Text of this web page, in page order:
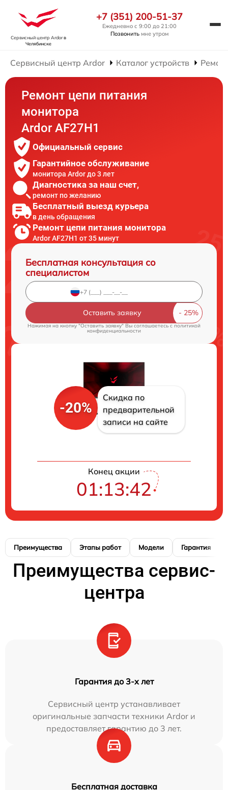
Сервисный центр Ardorв
Челябинске
+7 (351) 200-51-37
Ежедневно с 9:00 до 21:00
Позвонить мне утром
Сервисный центр Ardor Каталог устройств
Ремонт цепи питания
монитора
Ardor AF27H1
Официальный сервис
Гарантийное обслуживание
монитора Ardor до 3 лет
Диагностика за наш счет,
ремонт по желанию
Бесплатный выезд курьера
в день обращения
Ремонт цепи питания монитора
Ardor AF27H1 от 35 минут
Бесплатная консультация со
специалистом
Оставить заявку
Нажимая на кнопку "Оставить заявку" Вы соглашаетесь cполитикой
конфиденциальности
-20%
Скидка по
предварительной
записи на сайте
Конец акции
01:13:41
Преимущества Этапы работ Модели Гарантия
Преимущества сервис-
центра
Гарантия до 3-х лет
Сервисный центр устанавливает
оригинальные запчасти техники Ardor и
предоставляет гарантию до 3 лет.
Бесплатная доставка